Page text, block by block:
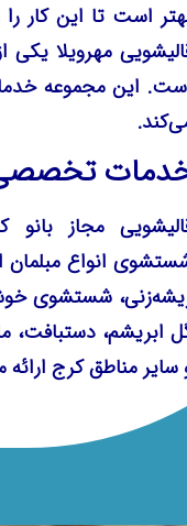
است تا این کار را
مهرویلایکی
این مجموعه
تخصصی
مجاز
انواع مبلمان
شستشوی
ابریشم، دستبافت،
سایر مناطق کرج ارائه